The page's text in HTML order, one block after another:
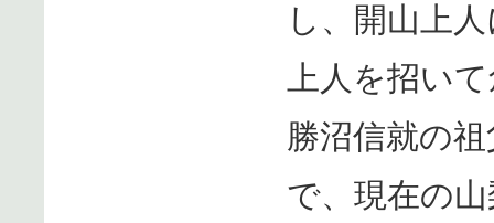
し、開山上
上人を招い
勝沼信就の
で、現在の